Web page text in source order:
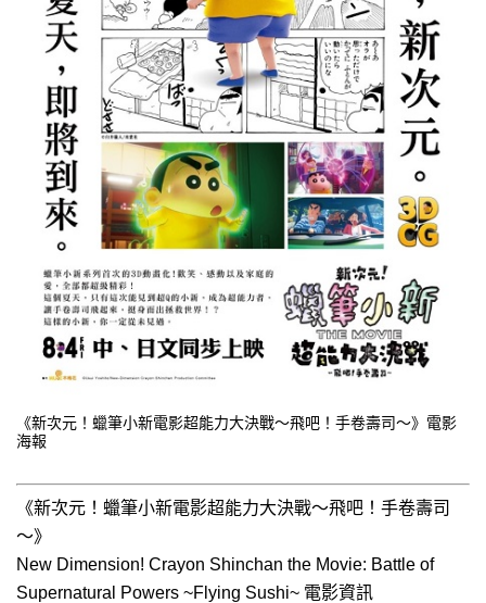
《新次元！蠟筆小新電影超能力大決戰～飛吧！手卷壽司～》電影
海報
《新次元！蠟筆小新電影超能力大決戰～飛吧！手卷壽司
～》
New Dimension! Crayon Shinchan the Movie: Battle of
Supernatural Powers ~Flying Sushi~ 電影資訊